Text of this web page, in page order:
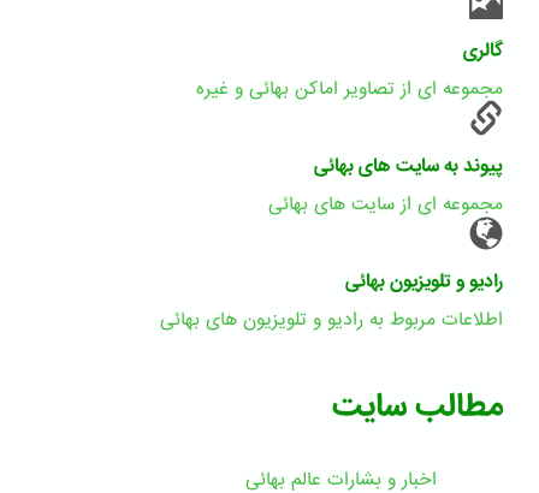
گالری
مجموعه ای از تصاویر اماکن بهائی و غیره
پیوند به سایت های بهائی
مجموعه ای از سایت های بهائی
رادیو و تلویزیون بهائی
اطلاعات مربوط به رادیو و تلویزیون های بهائی
مطالب سایت
اخبار و بشارات عالم بهائى